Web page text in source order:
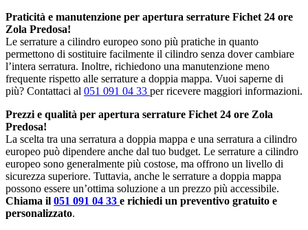
Praticità e manutenzione per apertura serrature Fichet 24 ore
Zola Predosa!
Le serrature a cilindro europeo sono più pratiche in quanto
permettono di sostituire facilmente il cilindro senza dover cambiare
l’intera serratura. Inoltre, richiedono una manutenzione meno
frequente rispetto alle serrature a doppia mappa. Vuoi saperne di
più? Contattaci al 051 091 04 33 per ricevere maggiori informazioni.
Prezzi e qualità per apertura serrature Fichet 24 ore Zola
Predosa!
La scelta tra una serratura a doppia mappa e una serratura a cilindro
europeo può dipendere anche dal tuo budget. Le serrature a cilindro
europeo sono generalmente più costose, ma offrono un livello di
sicurezza superiore. Tuttavia, anche le serrature a doppia mappa
possono essere un’ottima soluzione a un prezzo più accessibile.
Chiama il 051 091 04 33 e richiedi un preventivo gratuito e
personalizzato.